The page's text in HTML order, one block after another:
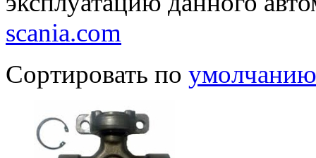
scania.com
Сортировать по умолчанию